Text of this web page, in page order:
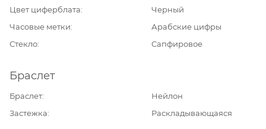
Цвет циферблата
Черный
Часовые метки
Арабские цифры
Стекло
Сапфировое
Браслет
Браслет
Нейлон
Застежка
Раскладывающаяся